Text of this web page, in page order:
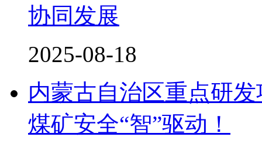
协同发展
2025-08-18
内蒙古自治区重点研
煤矿安全“智”驱动！